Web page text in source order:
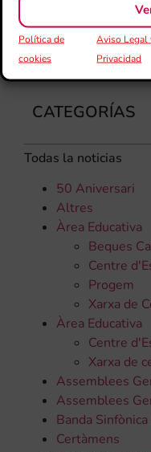
Política de
cookies
Aviso Legal
Privacidad
CATEGORÍAS
Todas la noticias
50 Aniversari
Altres
Àrea Educativa
Beques
Centre
Progem
Xarxa de
Àrea Educativa
Centre
Xarxa de
Assemblees
Assemblees
Banda
Certàmens